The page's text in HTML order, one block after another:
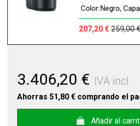
207,20 € 259,00
3.406,20 € IVA incl.
Ahorras 51,80 € comprando el
Añadir al